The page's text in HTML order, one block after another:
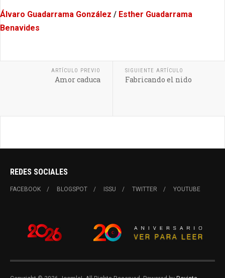
Álvaro Guadarrama González / Esther Guadarrama
Benavides
ARTÍCULO PREVIO
Amor caduca
SIGUIENTE ARTÍCULO
Fabricando el nido
REDES SOCIALES
FACEBOOK BLOGSPOT ISSU TWITTER YOUTUBE